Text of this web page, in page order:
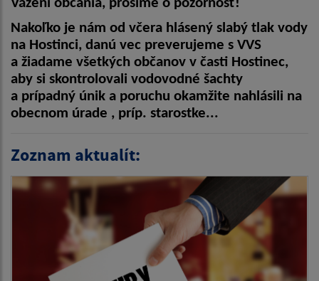
Vážení občania, prosíme o pozornosť!
Nakoľko je nám od včera hlásený slabý tlak vody
na Hostinci, danú vec preverujeme s VVS
a žiadame všetkých občanov v časti Hostinec,
aby si skontrolovali vodovodné šachty
a prípadný únik a poruchu okamžite nahlásili na
obecnom úrade , príp. starostke...
Zoznam aktualít: